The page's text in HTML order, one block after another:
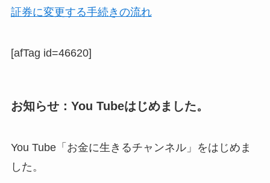
証券に変更する手続きの流れ
[afTag id=46620]
お知らせ：You Tubeはじめました。
You Tube「お金に生きるチャンネル」をはじめま
した。